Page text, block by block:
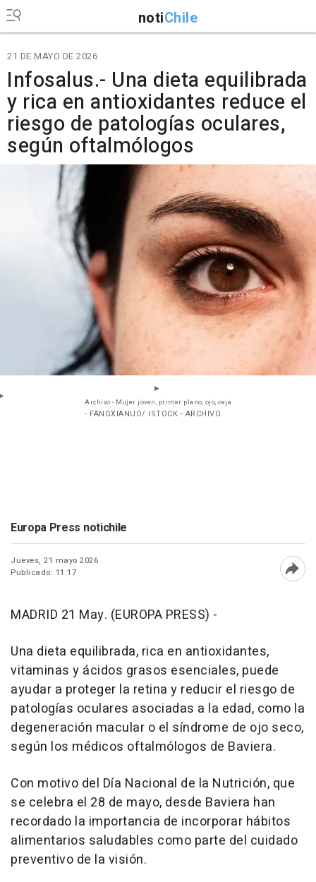
notiChile
21 DE MAYO DE 2026
Infosalus.- Una dieta equilibrada
y rica en antioxidantes reduce el
riesgo de patologías oculares,
según oftalmólogos
Archivo - Mujer joven, primer plano, ojo, ceja
- FANGXIANUO/ ISTOCK - ARCHIVO
Europa Press notichile
Jueves, 21 mayo 2026
Publicado: 11:17
MADRID 21 May. (EUROPA PRESS) -
Una dieta equilibrada, rica en antioxidantes,
vitaminas y ácidos grasos esenciales, puede
ayudar a proteger la retina y reducir el riesgo de
patologías oculares asociadas a la edad, como la
degeneración macular o el síndrome de ojo seco,
según los médicos oftalmólogos de Baviera.
Con motivo del Día Nacional de la Nutrición, que
se celebra el 28 de mayo, desde Baviera han
recordado la importancia de incorporar hábitos
alimentarios saludables como parte del cuidado
preventivo de la visión.